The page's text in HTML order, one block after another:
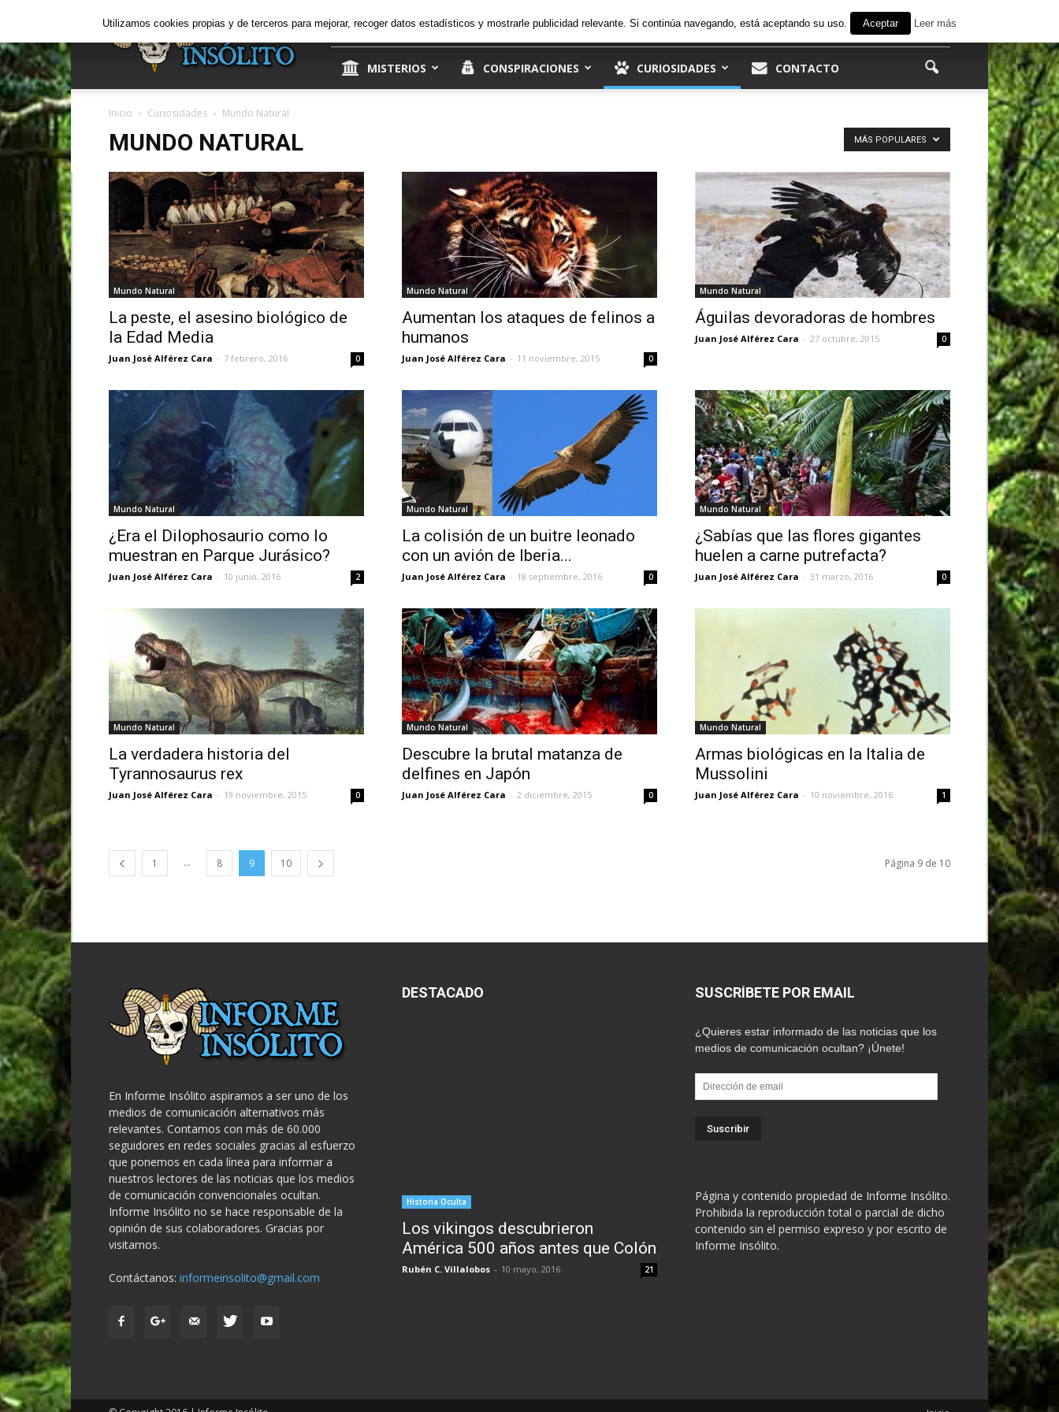
Insólito
26.5 C Madrid viernes, 7 de agosto de 2026 Ingresar
MISTERIOS CONSPIRACIONES CURIOSIDADES CONTACTO
Inicio Curiosidades Mundo Natural
MUNDO NATURAL MÁS POPULARES
Mundo Natural
La peste, el asesino biológico de
la Edad Media
Juan José Alférez Cara - 7 febrero, 2016 0
Mundo Natural
Aumentan los ataques de felinos a
humanos
Juan José Alférez Cara - 11 noviembre, 2015 0
Mundo Natural
Águilas devoradoras de hombres
Juan José Alférez Cara - 27 octubre, 2015 0
Mundo Natural
¿Era el Dilophosaurio como lo
muestran en Parque Jurásico?
Juan José Alférez Cara - 10 junio, 2016 2
Mundo Natural
La colisión de un buitre leonado
con un avión de Iberia...
Juan José Alférez Cara - 18 septiembre, 2016 0
Mundo Natural
¿Sabías que las flores gigantes
huelen a carne putrefacta?
Juan José Alférez Cara - 31 marzo, 2016 0
Mundo Natural
La verdadera historia del
Tyrannosaurus rex
Juan José Alférez Cara - 19 noviembre, 2015 0
Mundo Natural
Descubre la brutal matanza de
delfines en Japón
Juan José Alférez Cara - 2 diciembre, 2015 0
Mundo Natural
Armas biológicas en la Italia de
Mussolini
Juan José Alférez Cara - 10 noviembre, 2016 1
1 ... 8 9 10 Página 9 de 10
En Informe Insólito aspiramos a ser uno de los
medios de comunicación alternativos más
relevantes. Contamos con más de 60.000
seguidores en redes sociales gracias al esfuerzo
que ponemos en cada línea para informar a
nuestros lectores de las noticias que los medios
de comunicación convencionales ocultan.
Informe Insólito no se hace responsable de la
opinión de sus colaboradores. Gracias por
visitarnos.
Contáctanos: informeinsolito@gmail.com
DESTACADO
Historia Oculta
Los vikingos descubrieron
América 500 años antes que Colón
Rubén C. Villalobos - 10 mayo, 2016 21
SUSCRÍBETE POR EMAIL
¿Quieres estar informado de las noticias que los
medios de comunicación ocultan? ¡Únete!
Dirección
de
Página y contenido propiedad de Informe Insólito.
Prohibida la reproducción total o parcial de dicho
contenido sin el permiso expreso y por escrito de
Informe Insólito.
Utilizamos cookies propias y de terceros para mejorar, recoger datos estadísticos y mostrarle publicidad relevante. Si continúa navegando, está aceptando su uso. Aceptar Leer más